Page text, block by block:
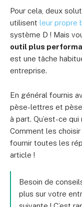
Pour cela, deux
utilisent leur propre
système D ! Mais
outil plus
est une tâche
entreprise.
En général fournis
pèse-lettres et
à part. Qu’est-ce
Comment les
fournir toutes les
article !
Besoin de
plus sur votre